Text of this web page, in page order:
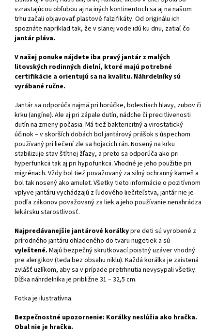
vzrastajúcou obľubou aj na iných kontinentoch sa aj na našom
trhu začali objavovať plastové falzifikáty. Od originálu ich
spoznáte napríklad tak, že v slanej vode idú ku dnu, zatiaľ čo
jantár pláva.
V našej ponuke nájdete iba pravý jantár z malých
litovských rodinných dielní, ktoré majú potrebné
certifikácie a orientujú sa na kvalitu. Náhrdelníky sú
vyrábané ručne.
Jantár sa odporúča najmä pri horúčke, bolestiach hlavy, zubov či
krku (angíne). Ale aj pri zápale dutín, nádche či precitlivenosti
dutín na zmeny počasia. Má tiež baktericitný a virostatický
účinok – v skorších dobách bol jantárový prášok s úspechom
používaný pri liečení zle sa hojacich rán. Nosený na krku
stabilizuje stav štítnej žľazy, a preto sa odporúča ako pri
hyperfunkcii tak aj pri hypofunkcii. Vhodné je jeho použitie pri
migrénach. Vždy bol tiež považovaný za silný ochranný kameň a
bol tak nosený ako amulet. Všetky tieto informácie o pozitívnom
vplyve jantáru vychádzajú z ľudového liečiteľstva, jantár nie je
podľa zákonov považovaný za liek a jeho používanie nenahrádza
lekársku starostlivosť.
Najpredávanejšie jantárové korálkypre deti sú vyrobené z
prírodného jantáru ohladeného do tvaru nugetiek a sú
vyleštené. Majú bezpečný skrutkovací poistný uzáver vhodný
pre alergikov (teda bez obsahu niklu). Každá korálka je zaistená
zvlášť uzlíkom, aby sa v prípade pretrhnutia nevysypali všetky.
Dĺžka náhrdelníka je približne 31 – 32,5 cm.
Fotka je ilustratívna.
Bezpečnostné upozornenie: Korálky neslúžia ako hračka.
Obal nie je hračka.